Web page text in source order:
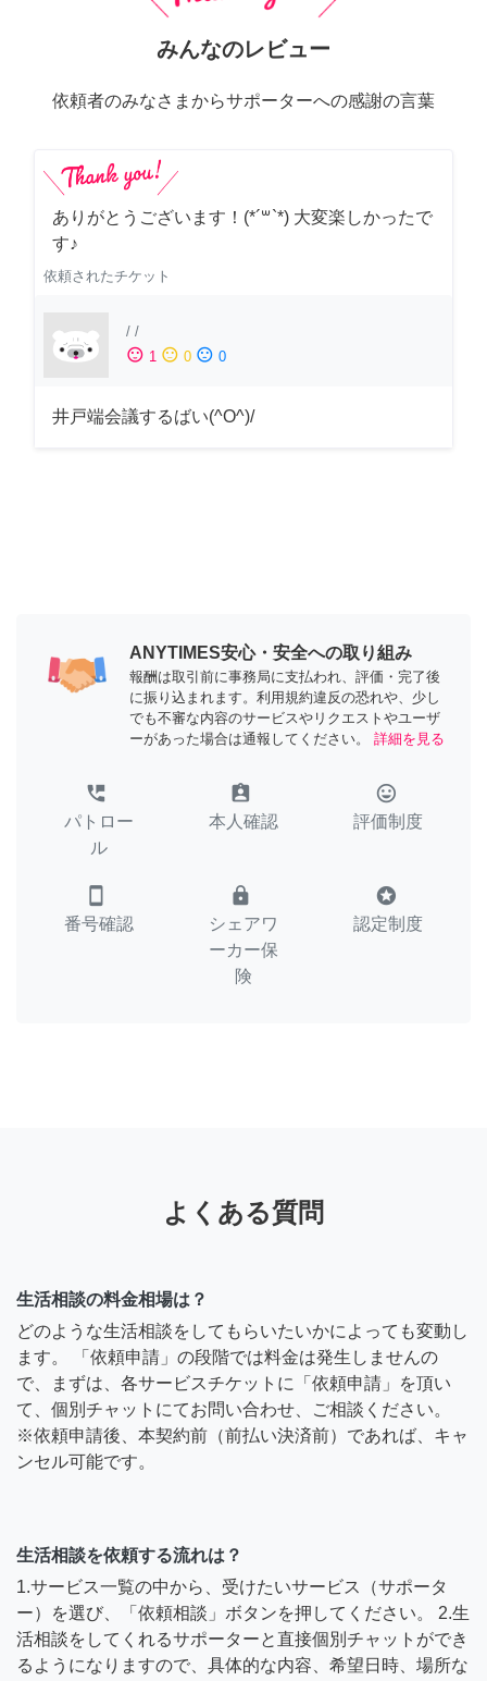
みんなのレビュー
依頼者のみなさまからサポーターへの感謝の言葉
ありがとうございます！(*´꒳`*) 大変楽しかったで
す♪
依頼されたチケット
/ /
sentiment_satisfied 1 sentiment_neutral 0 sentiment_dissatisfied 0
井戸端会議するばい(^O^)/
ANYTIMES安心・安全への取り組み
報酬は取引前に事務局に支払われ、評価・完了後
に振り込まれます。利用規約違反の恐れや、少し
でも不審な内容のサービスやリクエストやユーザ
ーがあった場合は通報してください。
詳細を見る
perm_phone_msg
パトロー
ル
assignment_ind
本人確認
tag_faces
評価制度
smartphone
番号確認
lock
シェアワ
ーカー保
険
stars
認定制度
よくある質問
生活相談の料金相場は？
どのような生活相談をしてもらいたいかによっても変動し
ます。 「依頼申請」の段階では料金は発生しませんの
で、まずは、各サービスチケットに「依頼申請」を頂い
て、個別チャットにてお問い合わせ、ご相談ください。
※依頼申請後、本契約前（前払い決済前）であれば、キャ
ンセル可能です。
生活相談を依頼する流れは？
1.サービス一覧の中から、受けたいサービス（サポータ
ー）を選び、「依頼相談」ボタンを押してください。 2.生
活相談をしてくれるサポーターと直接個別チャットができ
るようになりますので、具体的な内容、希望日時、場所な